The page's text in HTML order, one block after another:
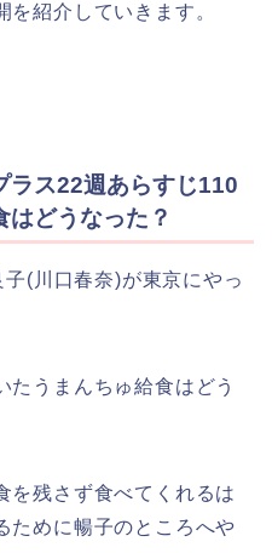
紹介していきます。
ラス22週あらすじ110
はどうなった？
(川口春奈)が東京にやっ
たうまんちゅ給食はどう
を残さず食べてくれるは
ために暢子のところへや